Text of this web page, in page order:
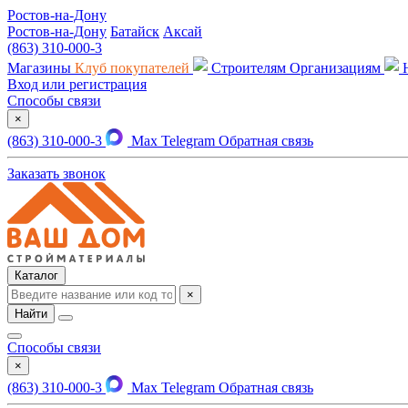
Ростов-на-Дону
Ростов-на-Дону Батайск Аксай
(863) 310-000-3
Магазины Клуб покупателей Строителям Организациям
Вход или регистрация
Способы связи
×
(863) 310-000-3 Max Telegram Обратная связь
Заказать звонок
Каталог
×
Найти
Способы связи
×
(863) 310-000-3 Max Telegram Обратная связь